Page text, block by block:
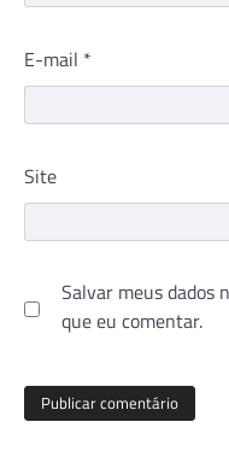
E-mail *
Site
Salvar meus dados
que eu comentar.